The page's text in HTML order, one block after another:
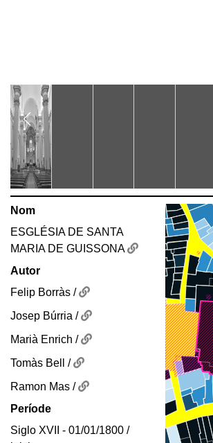
Nom
ESGLÉSIA DE SANTA
MARIA DE GUISSONA
Autor
Felip Borràs /
Josep Búrria /
Marià Enrich /
Tomàs Bell /
Ramon Mas /
Període
Siglo XVII - 01/01/1800 /